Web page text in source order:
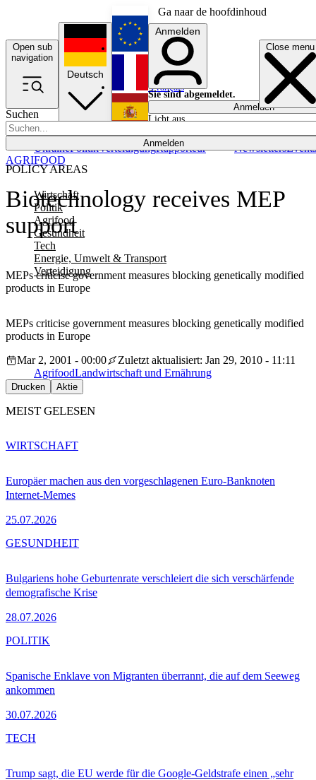
Ga naar de hoofdinhoud
Open sub
navigation
Close menu
Suchen
Anmelden
POLICY AREAS
Wirtschaft
Politik
Agrifood
Gesundheit
Tech
Energie, Umwelt & Transport
Verteidigung
UkrainePolitikVerteidigungRapporteur NewslettersEvents
Deutsch
English
Français
Anmelden
Sie sind abgemeldet.
Anmelden
Licht aus
Biotechnology receives MEP
support
MEPs criticise government measures blocking genetically modified
products in Europe
AGRIFOOD
MEPs criticise government measures blocking genetically modified
products in Europe
Mar 2, 2001 - 00:00
Zuletzt aktualisiert: Jan 29, 2010 - 11:11
AgrifoodLandwirtschaft und Ernährung
Drucken Aktie
MEIST GELESEN
Europäer machen aus den vorgeschlagenen Euro-Banknoten
Internet-Memes
25.07.2026
WIRTSCHAFT
Bulgariens hohe Geburtenrate verschleiert die sich verschärfende
demografische Krise
28.07.2026
GESUNDHEIT
Spanische Enklave von Migranten überrannt, die auf dem Seeweg
ankommen
30.07.2026
POLITIK
Trump sagt, die EU werde für die Google-Geldstrafe einen „sehr
TECH